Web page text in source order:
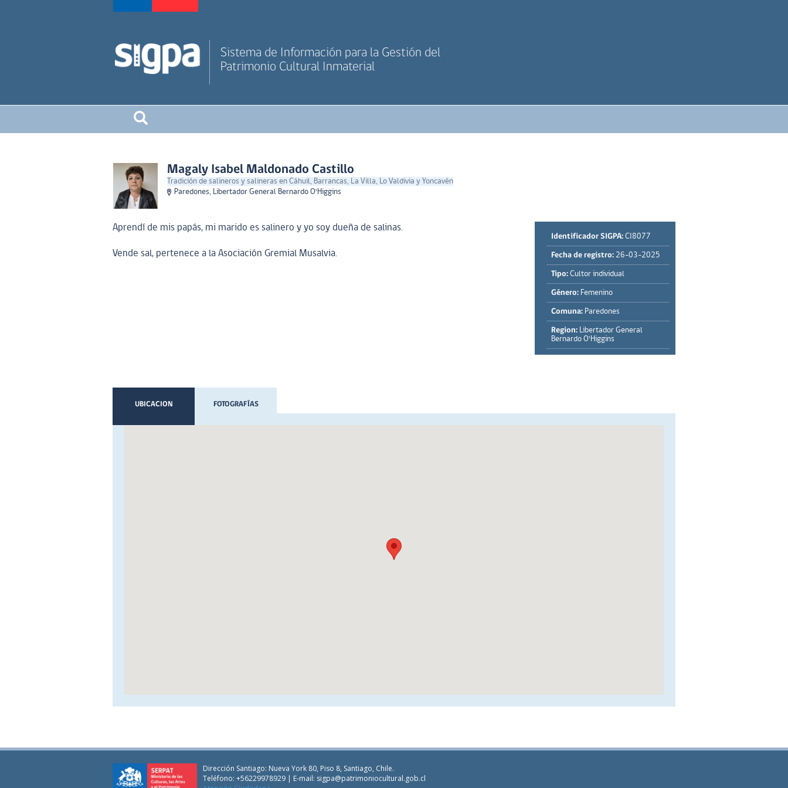
Sistema de Información para la Gestión del
Patrimonio Cultural Inmaterial
Magaly Isabel Maldonado Castillo
Tradición de salineros y salineras en Cáhuil, Barrancas, La Villa, Lo Valdivia y Yoncavén
Paredones, Libertador General Bernardo O'Higgins
Aprendí de mis papás, mi marido es salinero y yo soy dueña de salinas.
Vende sal, pertenece a la Asociación Gremial Musalvia.
Identificador SIGPA: CI8077
Fecha de registro: 26-03-2025
Tipo: Cultor individual
Género: Femenino
Comuna: Paredones
Region: Libertador General
Bernardo O'Higgins
UBICACION FOTOGRAFÍAS
Dirección Santiago: Nueva York 80, Piso 8, Santiago, Chile.
Teléfono: +56229978929 | E-mail: sigpa@patrimoniocultural.gob.cl